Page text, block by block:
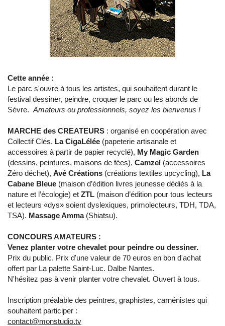
Cette année :
Le parc s'ouvre à tous les artistes, qui souhaitent durant le
festival dessiner, peindre, croquer le parc ou les abords de
Sèvre. Amateurs ou professionnels, soyez les bienvenus !
MARCHE des CREATEURS : organisé en coopération avec
Collectif Clés. La CigaLélée (papeterie artisanale et
accessoires à partir de papier recyclé), My Magic Garden
(dessins, peintures, maisons de fées), Camzel (accessoires
Zéro déchet), Avé Créations (créations textiles upcycling), La
Cabane Bleue (maison d’édition livres jeunesse dédiés à la
nature et l’écologie) et ZTL (maison d’édition pour tous lecteurs
et lecteurs «dys» soient dyslexiques, primolecteurs, TDH, TDA,
TSA). Massage Amma(Shiatsu).
CONCOURS AMATEURS :
​Venez planter votre chevalet pour peindre ou dessiner.
Prix du public. Prix d'une valeur de 70 euros en bon d'achat
offert par La palette Saint-Luc. Dalbe Nantes.
N'hésitez pas à venir planter votre chevalet. Ouvert à tous.
Inscription préalable des peintres, graphistes, carnénistes qui
souhaitent participer :
contact@monstudio.tv